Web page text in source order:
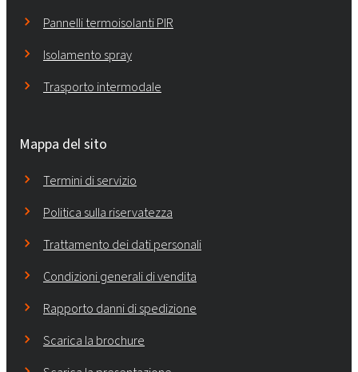
Pannelli termoisolanti PIR
Isolamento spray
Trasporto intermodale
Mappa del sito
Termini di servizio
Politica sulla riservatezza
Trattamento dei dati personali
Condizioni generali di vendita
Rapporto danni di spedizione
Scarica la brochure